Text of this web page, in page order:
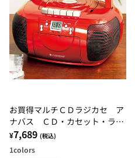
お買得マルチＣＤラジカセ ア
ナバス ＣＤ・カセット・ラジ
オ 乾電池ＯＫ 安心の日本語
表示
¥7,689 (税込)
1colors